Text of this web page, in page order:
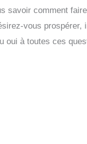
savoir comment
vous prospérer,
oui à toutes ces